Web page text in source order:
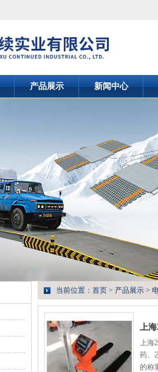
产品展示 新闻中心
当前位置： 首页 > 产品展示 >
上
上海
药、
的称